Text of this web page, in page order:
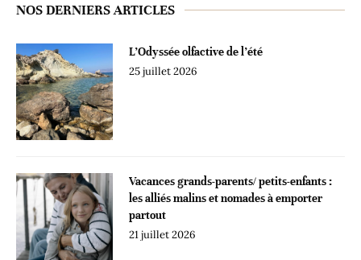
NOS DERNIERS ARTICLES
L’Odyssée olfactive de l’été
25 juillet 2026
Vacances grands-parents/ petits-enfants :
les alliés malins et nomades à emporter
partout
21 juillet 2026